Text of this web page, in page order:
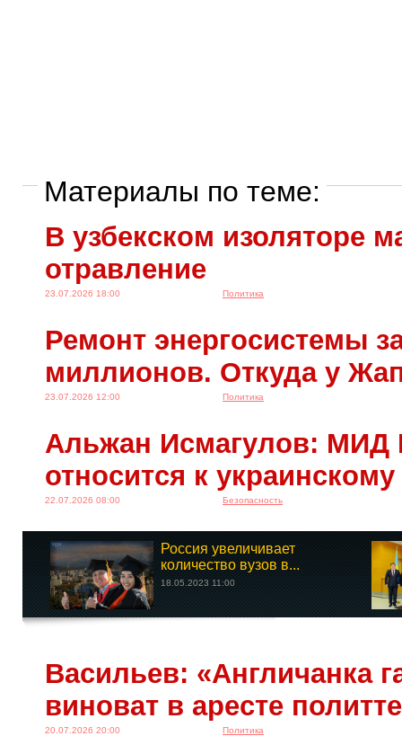
Материалы по теме:
В узбекском изоляторе
отравление
23.07.2026 18:00 Политика
Ремонт энергосистемы
миллионов. Откуда у
23.07.2026 12:00 Политика
Альжан Исмагулов: МИД
относится к
22.07.2026 08:00 Безопасность
Россия увеличивает
количество вузов в...
18.05.2023 11:00
Васильев: «Англичанка
виноват в аресте
20.07.2026 20:00 Политика